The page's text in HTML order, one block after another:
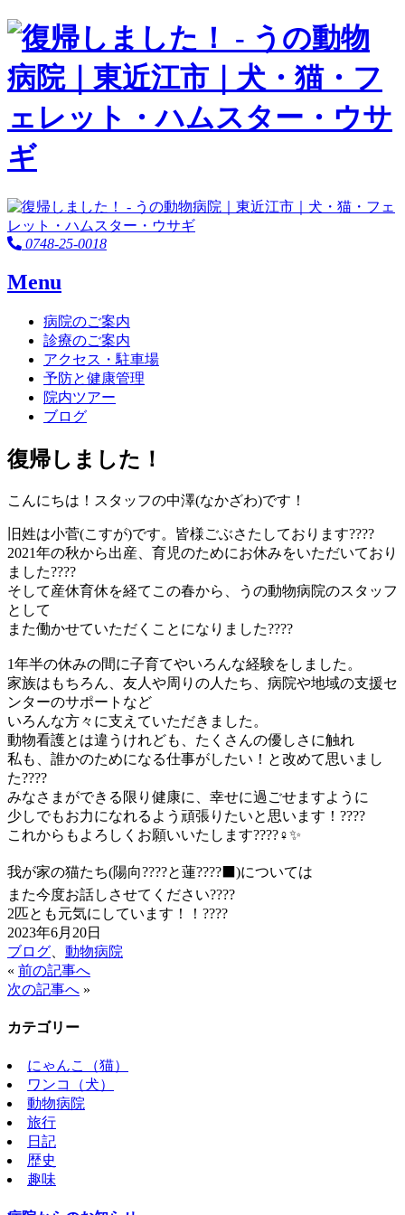
0748-25-0018
Menu
病院のご案内
診療のご案内
アクセス・駐車場
予防と健康管理
院内ツアー
ブログ
復帰しました！
こんにちは！スタッフの中澤(なかざわ)です！
旧姓は小菅(こすが)です。皆様ごぶさたしております????
2021年の秋から出産、育児のためにお休みをいただいており
ました????
そして産休育休を経て この春から、うの動物病院のスタッフ
として
また働かせていただくことになりました????
1年半の休みの間に子育てやいろんな経験をしました。
家族はもちろん、友人や周りの人たち、病院や地域の支援セ
ンターのサポートなど
いろんな方々に支えていただきました。
動物看護とは違うけれども、たくさんの優しさに触れ
私も、誰かのためになる仕事がしたい！と改めて思いまし
た????
みなさまができる限り健康に、 幸せに過ごせますように
少しでもお力になれるよう頑張りたいと思います！????
これからもよろしくお願いいたします????‍♀️✨
我が家の猫たち(陽向????と蓮????‍⬛)については
また今度お話しさせてください????
2匹とも元気にしています！！????
2023年6月20日
ブログ
動物病院
« 前の記事へ
次の記事へ »
カテゴリー
にゃんこ（猫）
ワンコ（犬）
動物病院
旅行
日記
歴史
趣味